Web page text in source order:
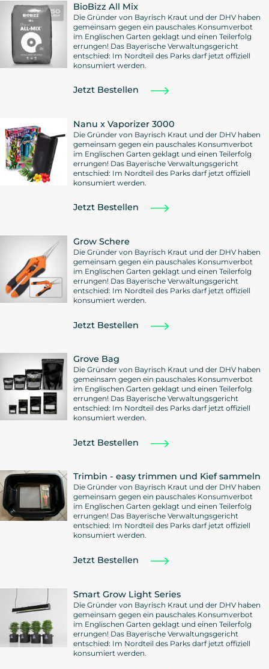
BioBizz All Mix
Die Gründer von Bayrisch Kraut und der DHV haben
gemeinsam gegen ein pauschales Konsumverbot
im Englischen Garten geklagt und einen Teilerfolg
errungen! Das Bayerische Verwaltungsgericht
entschied: Im Nordteil des Parks darf jetzt offiziell
konsumiert werden.
Jetzt Bestellen
Nanu x Vaporizer 3000
Die Gründer von Bayrisch Kraut und der DHV haben
gemeinsam gegen ein pauschales Konsumverbot
im Englischen Garten geklagt und einen Teilerfolg
errungen! Das Bayerische Verwaltungsgericht
entschied: Im Nordteil des Parks darf jetzt offiziell
konsumiert werden.
Jetzt Bestellen
Grow Schere
Die Gründer von Bayrisch Kraut und der DHV haben
gemeinsam gegen ein pauschales Konsumverbot
im Englischen Garten geklagt und einen Teilerfolg
errungen! Das Bayerische Verwaltungsgericht
entschied: Im Nordteil des Parks darf jetzt offiziell
konsumiert werden.
Jetzt Bestellen
Grove Bag
Die Gründer von Bayrisch Kraut und der DHV haben
gemeinsam gegen ein pauschales Konsumverbot
im Englischen Garten geklagt und einen Teilerfolg
errungen! Das Bayerische Verwaltungsgericht
entschied: Im Nordteil des Parks darf jetzt offiziell
konsumiert werden.
Jetzt Bestellen
Trimbin - easy trimmen und Kief sammeln
Die Gründer von Bayrisch Kraut und der DHV haben
gemeinsam gegen ein pauschales Konsumverbot
im Englischen Garten geklagt und einen Teilerfolg
errungen! Das Bayerische Verwaltungsgericht
entschied: Im Nordteil des Parks darf jetzt offiziell
konsumiert werden.
Jetzt Bestellen
Smart Grow Light Series
Die Gründer von Bayrisch Kraut und der DHV haben
gemeinsam gegen ein pauschales Konsumverbot
im Englischen Garten geklagt und einen Teilerfolg
errungen! Das Bayerische Verwaltungsgericht
entschied: Im Nordteil des Parks darf jetzt offiziell
konsumiert werden.